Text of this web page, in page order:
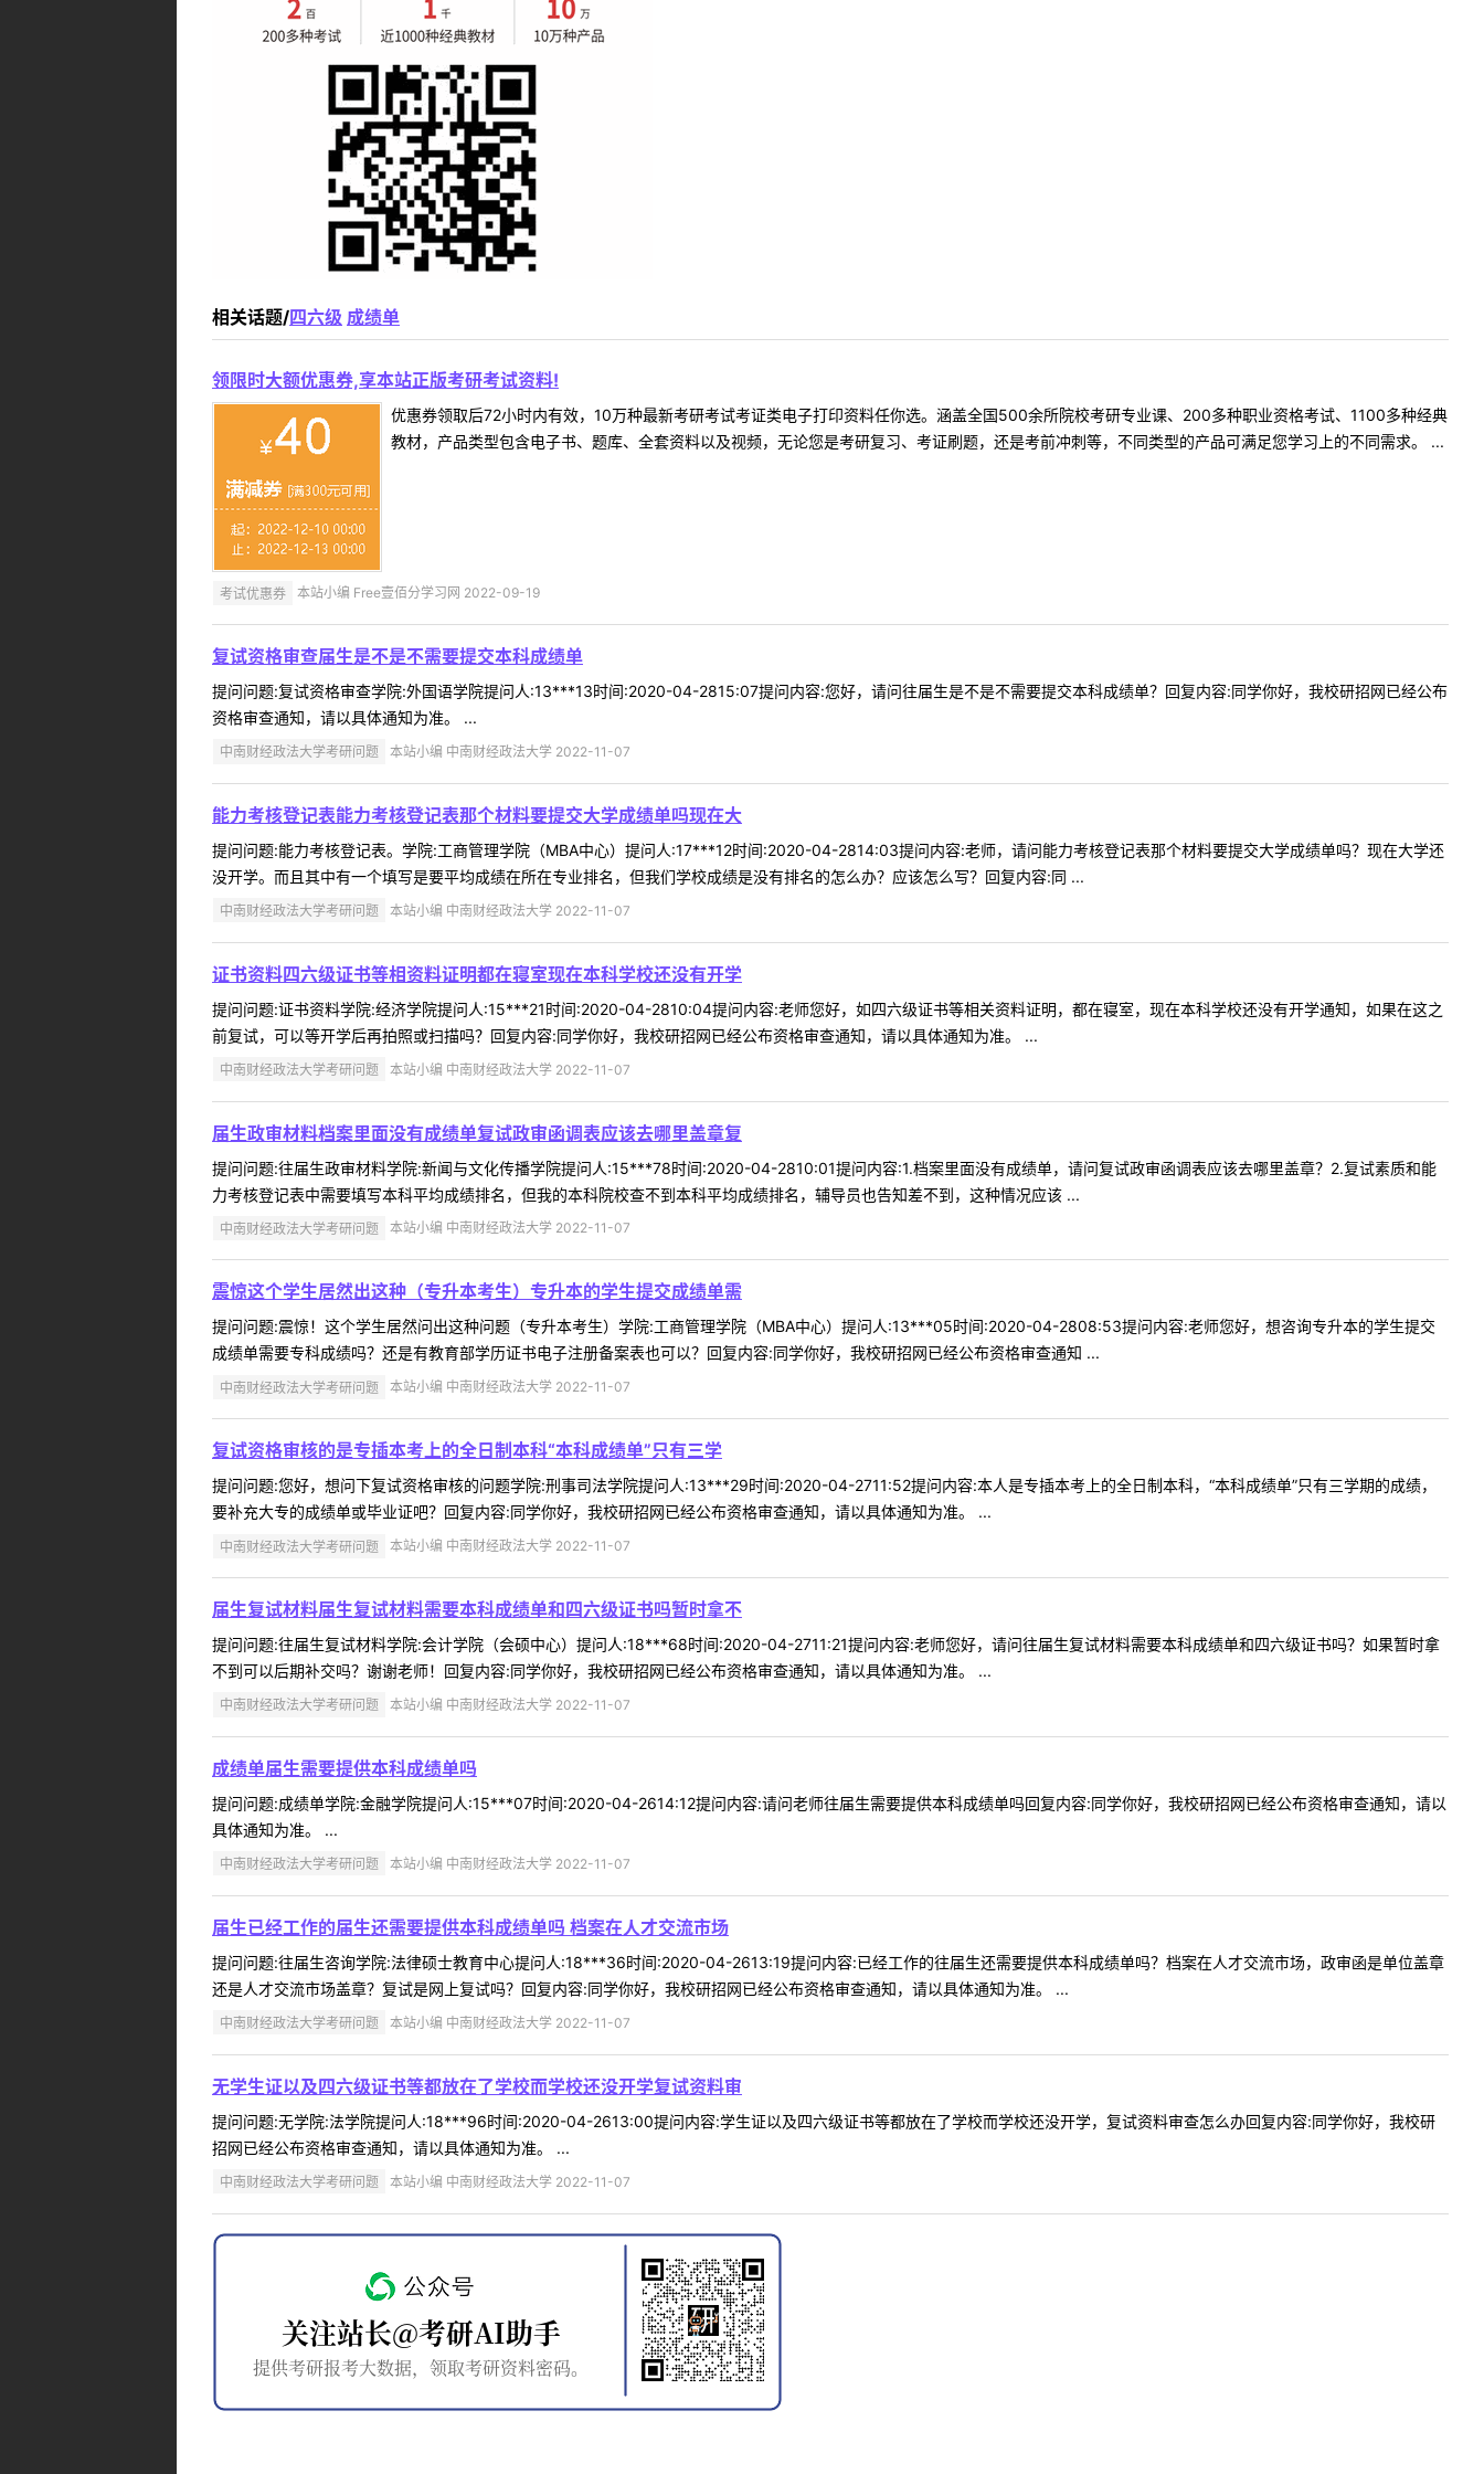
相关话题/四六级 成绩单
领限时大额优惠券,享本站正版考研考试资料!
优惠券领取后72小时内有效，10万种最新考研考试考证类电子打印资料任你选。涵盖全国500余所院校考研专业课、200多种职业资格考试、1100多种经典
教材，产品类型包含电子书、题库、全套资料以及视频，无论您是考研复习、考证刷题，还是考前冲刺等，不同类型的产品可满足您学习上的不同需求。 ...
考试优惠券 本站小编 Free壹佰分学习网 2022-09-19
复试资格审查届生是不是不需要提交本科成绩单
提问问题:复试资格审查学院:外国语学院提问人:13***13时间:2020-04-2815:07提问内容:您好，请问往届生是不是不需要提交本科成绩单？回复内容:同学你好，我校研招网已经公布
资格审查通知，请以具体通知为准。 ...
中南财经政法大学考研问题 本站小编 中南财经政法大学 2022-11-07
能力考核登记表能力考核登记表那个材料要提交大学成绩单吗现在大
提问问题:能力考核登记表。学院:工商管理学院（MBA中心）提问人:17***12时间:2020-04-2814:03提问内容:老师，请问能力考核登记表那个材料要提交大学成绩单吗？现在大学还
没开学。而且其中有一个填写是要平均成绩在所在专业排名，但我们学校成绩是没有排名的怎么办？应该怎么写？回复内容:同 ...
中南财经政法大学考研问题 本站小编 中南财经政法大学 2022-11-07
证书资料四六级证书等相资料证明都在寝室现在本科学校还没有开学
提问问题:证书资料学院:经济学院提问人:15***21时间:2020-04-2810:04提问内容:老师您好，如四六级证书等相关资料证明，都在寝室，现在本科学校还没有开学通知，如果在这之
前复试，可以等开学后再拍照或扫描吗？回复内容:同学你好，我校研招网已经公布资格审查通知，请以具体通知为准。 ...
中南财经政法大学考研问题 本站小编 中南财经政法大学 2022-11-07
届生政审材料档案里面没有成绩单复试政审函调表应该去哪里盖章复
提问问题:往届生政审材料学院:新闻与文化传播学院提问人:15***78时间:2020-04-2810:01提问内容:1.档案里面没有成绩单，请问复试政审函调表应该去哪里盖章？2.复试素质和能
力考核登记表中需要填写本科平均成绩排名，但我的本科院校查不到本科平均成绩排名，辅导员也告知差不到，这种情况应该 ...
中南财经政法大学考研问题 本站小编 中南财经政法大学 2022-11-07
震惊这个学生居然出这种（专升本考生）专升本的学生提交成绩单需
提问问题:震惊！这个学生居然问出这种问题（专升本考生）学院:工商管理学院（MBA中心）提问人:13***05时间:2020-04-2808:53提问内容:老师您好，想咨询专升本的学生提交
成绩单需要专科成绩吗？还是有教育部学历证书电子注册备案表也可以？回复内容:同学你好，我校研招网已经公布资格审查通知 ...
中南财经政法大学考研问题 本站小编 中南财经政法大学 2022-11-07
复试资格审核的是专插本考上的全日制本科“本科成绩单”只有三学
提问问题:您好，想问下复试资格审核的问题学院:刑事司法学院提问人:13***29时间:2020-04-2711:52提问内容:本人是专插本考上的全日制本科，“本科成绩单”只有三学期的成绩，
要补充大专的成绩单或毕业证吧？回复内容:同学你好，我校研招网已经公布资格审查通知，请以具体通知为准。 ...
中南财经政法大学考研问题 本站小编 中南财经政法大学 2022-11-07
届生复试材料届生复试材料需要本科成绩单和四六级证书吗暂时拿不
提问问题:往届生复试材料学院:会计学院（会硕中心）提问人:18***68时间:2020-04-2711:21提问内容:老师您好，请问往届生复试材料需要本科成绩单和四六级证书吗？如果暂时拿
不到可以后期补交吗？谢谢老师！回复内容:同学你好，我校研招网已经公布资格审查通知，请以具体通知为准。 ...
中南财经政法大学考研问题 本站小编 中南财经政法大学 2022-11-07
成绩单届生需要提供本科成绩单吗
提问问题:成绩单学院:金融学院提问人:15***07时间:2020-04-2614:12提问内容:请问老师往届生需要提供本科成绩单吗回复内容:同学你好，我校研招网已经公布资格审查通知，请以
具体通知为准。 ...
中南财经政法大学考研问题 本站小编 中南财经政法大学 2022-11-07
届生已经工作的届生还需要提供本科成绩单吗 档案在人才交流市场
提问问题:往届生咨询学院:法律硕士教育中心提问人:18***36时间:2020-04-2613:19提问内容:已经工作的往届生还需要提供本科成绩单吗？档案在人才交流市场，政审函是单位盖章
还是人才交流市场盖章？复试是网上复试吗？回复内容:同学你好，我校研招网已经公布资格审查通知，请以具体通知为准。 ...
中南财经政法大学考研问题 本站小编 中南财经政法大学 2022-11-07
无学生证以及四六级证书等都放在了学校而学校还没开学复试资料审
提问问题:无学院:法学院提问人:18***96时间:2020-04-2613:00提问内容:学生证以及四六级证书等都放在了学校而学校还没开学，复试资料审查怎么办回复内容:同学你好，我校研
招网已经公布资格审查通知，请以具体通知为准。 ...
中南财经政法大学考研问题 本站小编 中南财经政法大学 2022-11-07